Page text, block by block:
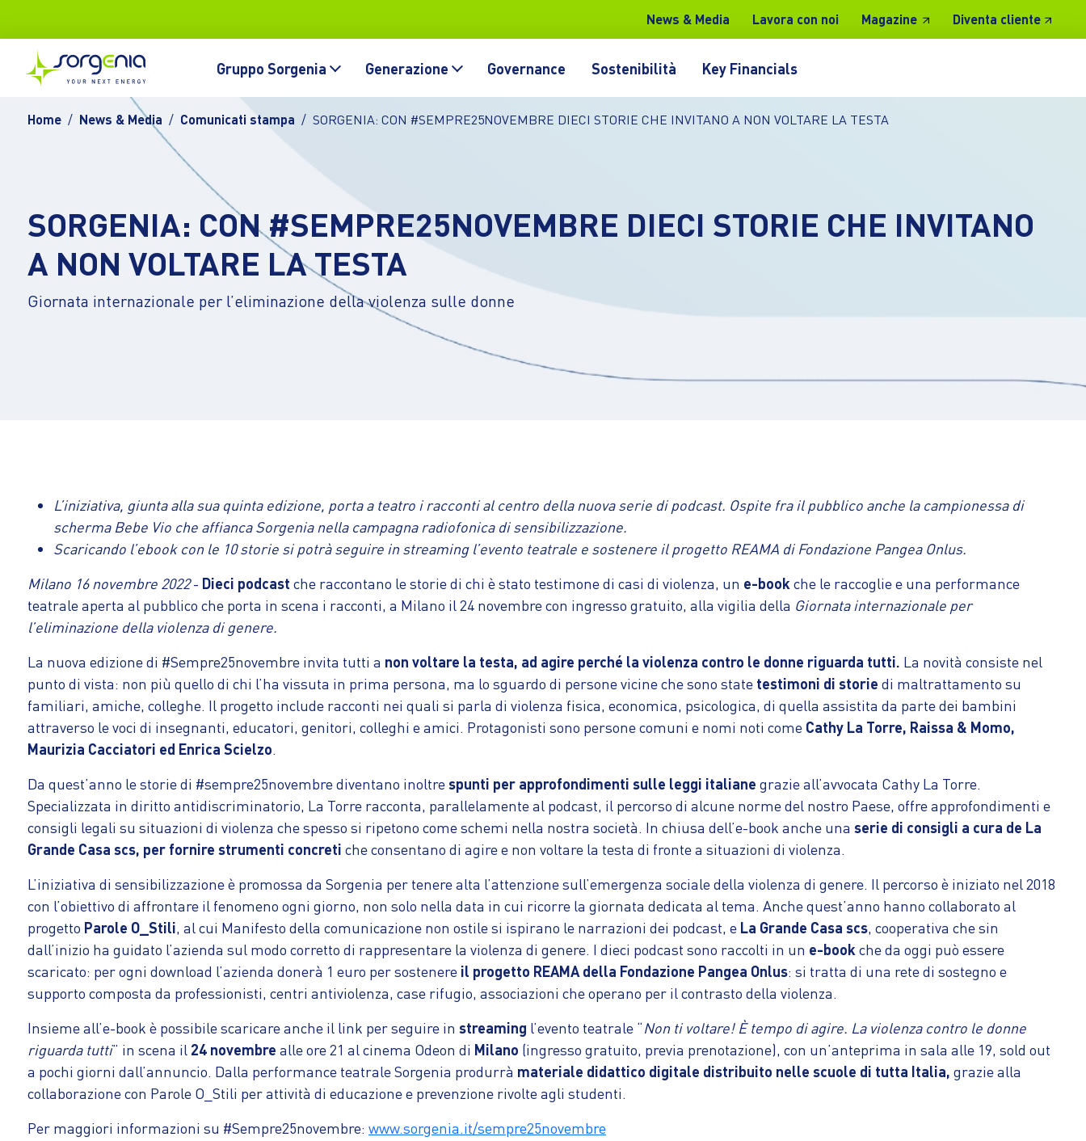
News & Media Lavora con noi Magazine Diventa cliente
Main navigation
Gruppo Sorgenia Generazione Governance Sostenibilità Key Financials
Home News & Media Comunicati stampa SORGENIA: CON #SEMPRE25NOVEMBRE DIECI STORIE CHE INVITANO A NON VOLTARE LA TESTA
SORGENIA: CON #SEMPRE25NOVEMBRE DIECI STORIE CHE INVITANO
A NON VOLTARE LA TESTA
Giornata internazionale per l’eliminazione della violenza sulle donne
L’iniziativa, giunta alla sua quinta edizione, porta a teatro i racconti al centro della nuova serie di podcast. Ospite fra il pubblico anche la campionessa di
scherma Bebe Vio che affianca Sorgenia nella campagna radiofonica di sensibilizzazione.
Scaricando l’ebook con le 10 storie si potrà seguire in streaming l’evento teatrale e sostenere il progetto REAMA di Fondazione Pangea Onlus.
Milano 16 novembre 2022- Dieci podcast che raccontano le storie di chi è stato testimone di casi di violenza, un e-book che le raccoglie e una performance
teatrale aperta al pubblico che porta in scena i racconti, a Milano il 24 novembre con ingresso gratuito, alla vigilia della Giornata internazionale per
l’eliminazione della violenza di genere.
La nuova edizione di #Sempre25novembre invita tutti a non voltare la testa, ad agire perché la violenza contro le donne riguarda tutti. La novità consiste nel
punto di vista: non più quello di chi l’ha vissuta in prima persona, ma lo sguardo di persone vicine che sono state testimoni di storie di maltrattamento su
familiari, amiche, colleghe. Il progetto include racconti nei quali si parla di violenza fisica, economica, psicologica, di quella assistita da parte dei bambini
attraverso le voci di insegnanti, educatori, genitori, colleghi e amici. Protagonisti sono persone comuni e nomi noti come Cathy La Torre, Raissa & Momo,
Maurizia Cacciatori ed Enrica Scielzo.
Da quest’anno le storie di #sempre25novembre diventano inoltrespunti per approfondimenti sulle leggi italiane grazie all’avvocata Cathy La Torre.
Specializzata in diritto antidiscriminatorio, La Torre racconta, parallelamente al podcast, il percorso di alcune norme del nostro Paese, offre approfondimenti e
consigli legali su situazioni di violenza che spesso si ripetono come schemi nella nostra società. In chiusa dell’e-book anche una serie di consigli a cura de La
Grande Casa scs, per fornire strumenti concreti che consentano di agire e non voltare la testa di fronte a situazioni di violenza.
L’iniziativa di sensibilizzazione è promossa da Sorgenia per tenere alta l’attenzione sull’emergenza sociale della violenza di genere. Il percorso è iniziato nel 2018
con l’obiettivo di affrontare il fenomeno ogni giorno, non solo nella data in cui ricorre la giornata dedicata al tema. Anche quest’anno hanno collaborato al
progetto Parole O_Stili, al cui Manifesto della comunicazione non ostile si ispirano le narrazioni dei podcast, e La Grande Casa scs, cooperativa che sin
dall’inizio ha guidato l’azienda sul modo corretto di rappresentare la violenza di genere. I dieci podcast sono raccolti in un e-book che da oggi può essere
scaricato: per ogni download l’azienda donerà 1 euro per sostenere il progetto REAMA della Fondazione Pangea Onlus: si tratta di una rete di sostegno e
supporto composta da professionisti, centri antiviolenza, case rifugio, associazioni che operano per il contrasto della violenza.
Insieme all’e-book è possibile scaricare anche il link per seguire in streaming l’evento teatrale “Non ti voltare! È tempo di agire. La violenza contro le donne
riguarda tutti” in scena il 24 novembre alle ore 21 al cinema Odeon di Milano (ingresso gratuito, previa prenotazione), con un’anteprima in sala alle 19, sold out
a pochi giorni dall’annuncio. Dalla performance teatrale Sorgenia produrrà materiale didattico digitale distribuito nelle scuole di tutta Italia, grazie alla
collaborazione con Parole O_Stili per attività di educazione e prevenzione rivolte agli studenti.
Per maggiori informazioni su #Sempre25novembre: www.sorgenia.it/sempre25novembre